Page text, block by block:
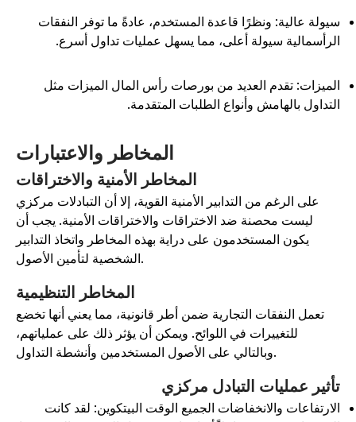
عالية: ونظرًا قاعدة المستخدم، عادةً ما توفر النفقات
سيولة أعلى، مما يسهل عمليات تداول أسرع.
تقدم العديد من بورصات رأس المال الميزات مثل
بالهامش وأنواع الطلبات المتقدمة.
المخاطر والاعتبارات
المخاطر الأمنية والاختراقات
على الرغم من التدابير الأمنية القوية، إلا أن التبادلات مركزي
ليست محصنة ضد الاختراقات والاختراقات الأمنية. يجب أن
يكون المستخدمون على دراية بهذه المخاطر واتخاذ التدابير
المخاطر التنظيمية
تعمل النفقات التجارية ضمن أطر قانونية، مما يعني أنها تخضع
للتغييرات في اللوائح. ويمكن أن يؤثر ذلك على عملياتهم،
عمليات التبادل مركزي
والانخفاضات الجميع الوقت البيتكوين: لقد كانت